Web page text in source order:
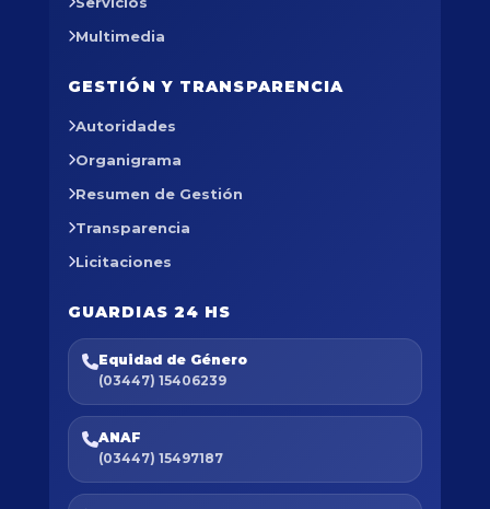
Multimedia
GESTIÓN Y TRANSPARENCIA
Autoridades
Organigrama
Resumen de Gestión
Transparencia
Licitaciones
GUARDIAS 24 HS
Equidad de Género
(03447) 15406239
ANAF
(03447) 15497187